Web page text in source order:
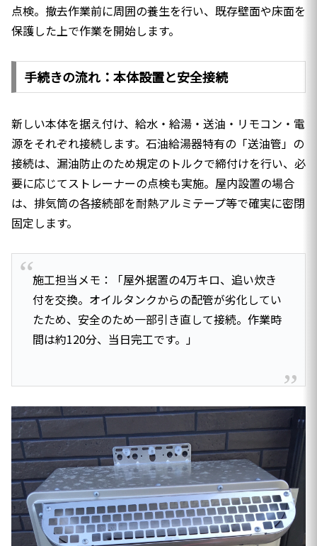
点検。撤去作業前に周囲の養生を行い、既存壁面や床面を
保護した上で作業を開始します。
手続きの流れ：本体設置と安全接続
新しい本体を据え付け、給水・給湯・送油・リモコン・電
源をそれぞれ接続します。石油給湯器特有の「送油管」の
接続は、漏油防止のため規定のトルクで締付けを行い、必
要に応じてストレーナーの点検も実施。屋内設置の場合
は、排気筒の各接続部を耐熱アルミテープ等で確実に密閉
固定します。
施工担当メモ：「屋外据置の4万キロ、追い炊き
付を交換。オイルタンクからの配管が劣化してい
たため、安全のため一部引き直して接続。作業時
間は約120分、当日完工です。」